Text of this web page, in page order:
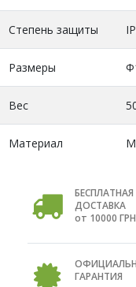
Степень защиты
Размеры
Вес
Материал
БЕСПЛАТНАЯ
ДОСТАВКА
от 10000 ГРН
ГАРАНТИЯ